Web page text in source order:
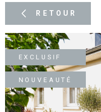
RETOUR
EXCLUSIF
NOUVEAUTÉ